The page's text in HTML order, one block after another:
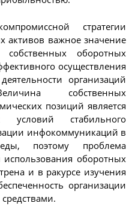
стратегии
активов важное значение
оборотных
осуществления
организаций
собственных
позиций является
стабильного
инфокоммуникаций в
поэтому проблема
оборотных
и в ракурсе изучения
организации